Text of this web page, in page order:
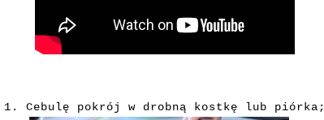
1. Cebulę pokrój w drobną kostkę lub piórka;